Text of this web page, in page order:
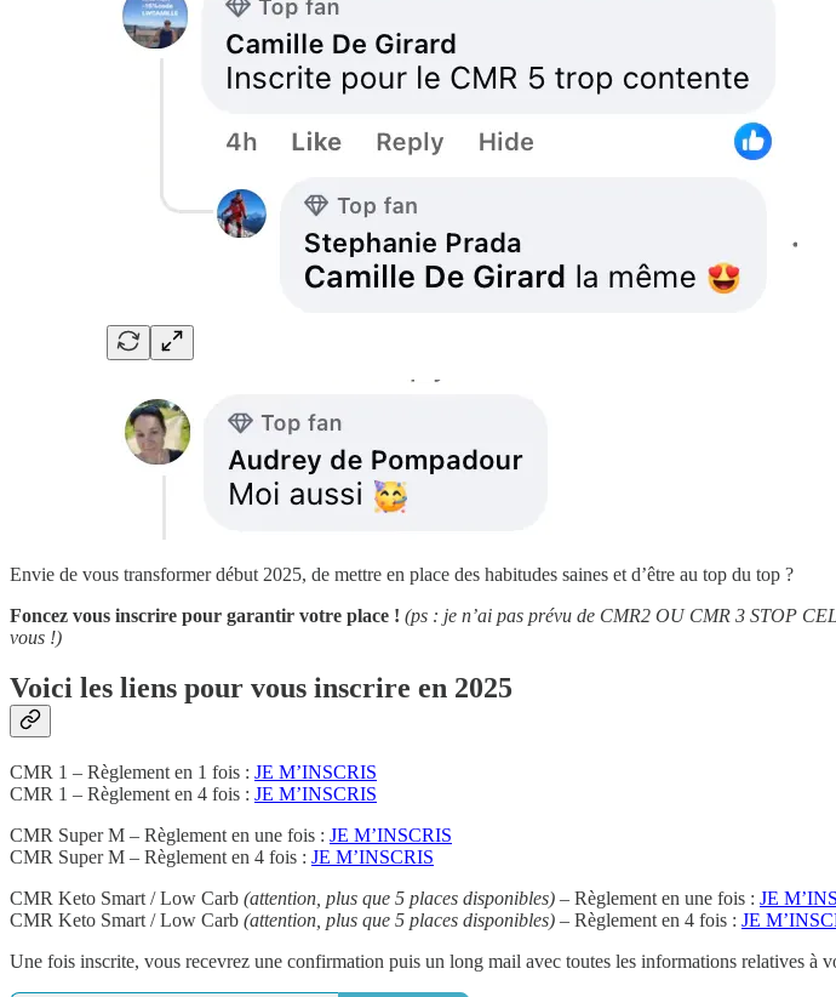
Envie de vous transformer début 2025, de mettre en place des habitudes saines et d’être au top du top ?
Foncez vous inscrire pour garantir votre place ! (ps : je n’ai pas prévu de CMR2 OU CMR 3 STOP
vous !)
Voici les liens pour vous inscrire en 2025
CMR 1 – Règlement en 1 fois : JE M’INSCRIS
CMR 1 – Règlement en 4 fois : JE M’INSCRIS
CMR Super M – Règlement en une fois : JE M’INSCRIS
CMR Super M – Règlement en 4 fois : JE M’INSCRIS
CMR Keto Smart / Low Carb (attention, plus que 5 places disponibles) – Règlement en une fois : JE
CMR Keto Smart / Low Carb (attention, plus que 5 places disponibles) – Règlement en 4 fois : JE
Une fois inscrite, vous recevrez une confirmation puis un long mail avec toutes les informations relatives à